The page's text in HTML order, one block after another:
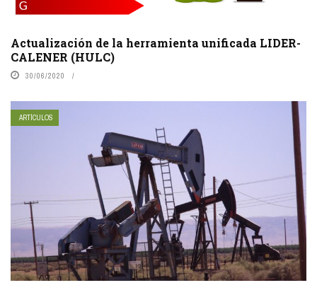
Actualización de la herramienta unificada LIDER-
CALENER (HULC)
30/06/2020
ARTÍCULOS